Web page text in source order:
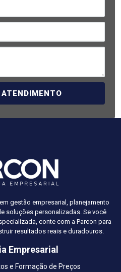
gestão empresarial, planejamento
soluções personalizadas. Se você
conte com a Parcon para
resultados reais e duradouros.
Empresarial
e Formação de Preços